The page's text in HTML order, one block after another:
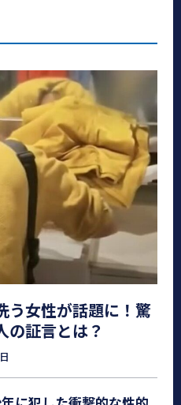
う女性が話題に！驚
の証言とは？